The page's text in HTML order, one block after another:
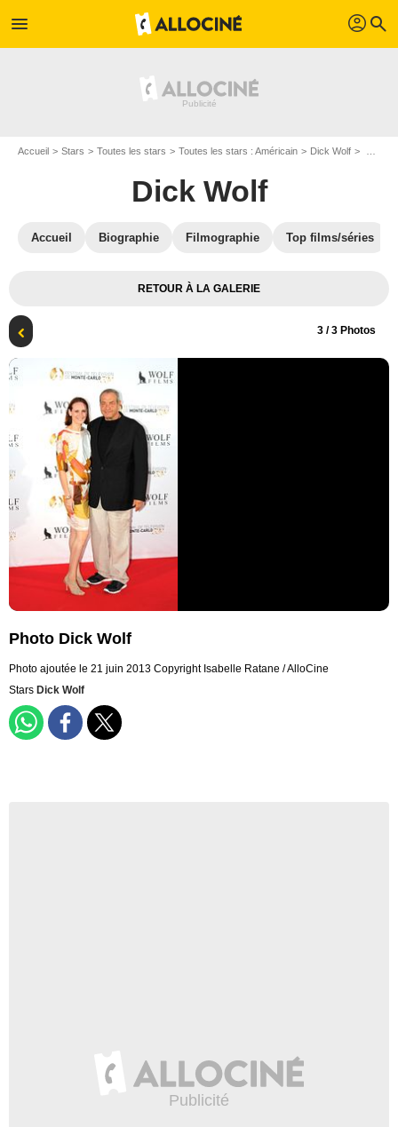
menu profil search
Accueil Stars Toutes les stars Toutes les stars : Américain Dick Wolf
Dick Wolf
Accueil Biographie Filmographie Top films/séries
RETOUR À LA GALERIE
3 / 3 Photos
Photo Dick Wolf
Photo ajoutée le 21 juin 2013 Copyright Isabelle Ratane / AlloCine
Stars Dick Wolf